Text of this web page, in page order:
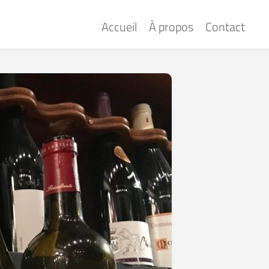
Accueil À propos Contact